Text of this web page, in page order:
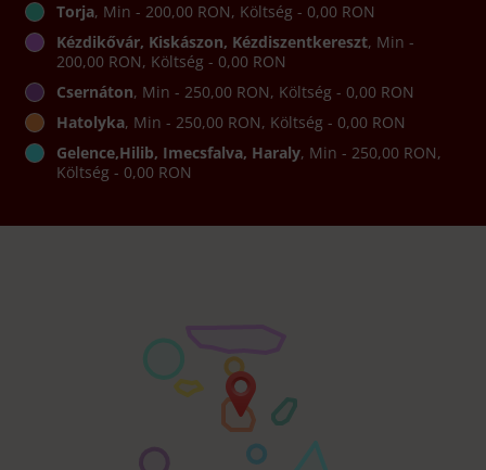
Torja, Min - 200,00 RON, Költség - 0,00 RON
Kézdikővár, Kiskászon, Kézdiszentkereszt, Min -
200,00 RON, Költség - 0,00 RON
Csernáton, Min - 250,00 RON, Költség - 0,00 RON
Hatolyka, Min - 250,00 RON, Költség - 0,00 RON
Gelence,Hilib, Imecsfalva, Haraly, Min - 250,00 RON,
Költség - 0,00 RON